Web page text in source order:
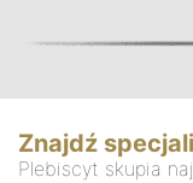
Znajdź
Plebiscyt skupia